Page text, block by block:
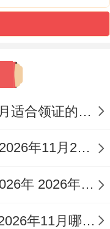
辰时备水
午时需祭
十月份宜领证黄历2026 十月适合领证的好日子2026年
阳历2026年11月黄道吉日 2026年11月26日阳历黄道吉日
四月适合装修开工的日子2026年 2026年四月份适合装修开工的黄道吉日
2026十一月订婚的好日子 2026年11月哪天订婚好